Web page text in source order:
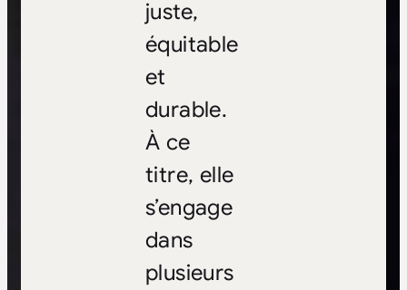
juste,
équitable
et
durable.
À ce
titre, elle
s’engage
dans
plusieurs